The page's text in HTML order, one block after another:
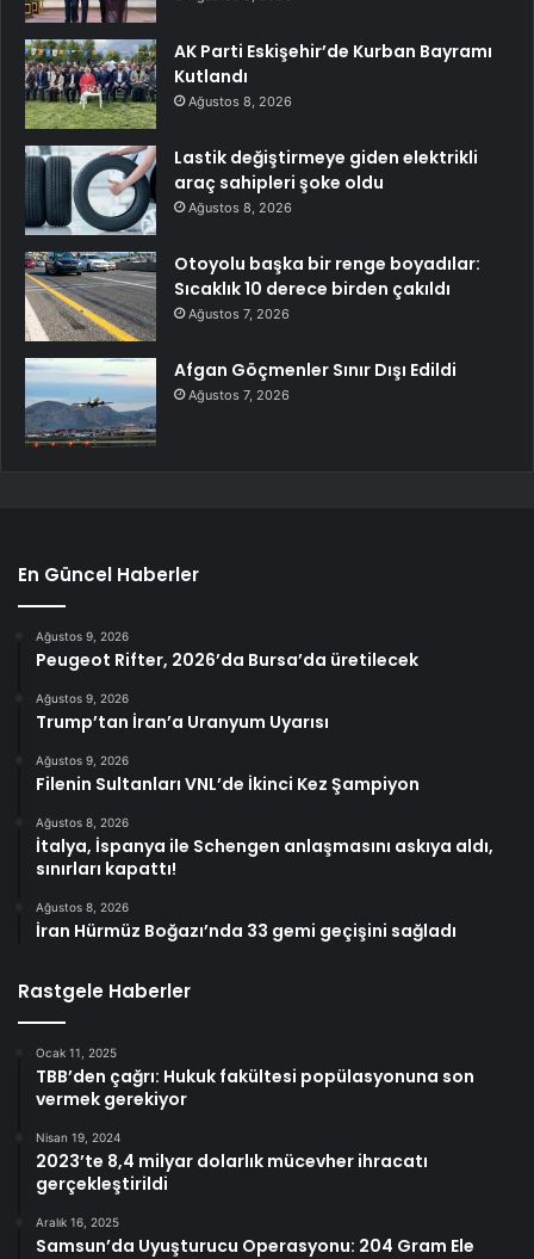
AK Parti Eskişehir’de Kurban Bayramı
Kutlandı
Ağustos 8, 2026
Lastik değiştirmeye giden elektrikli
araç sahipleri şoke oldu
Ağustos 8, 2026
Otoyolu başka bir renge boyadılar:
Sıcaklık 10 derece birden çakıldı
Ağustos 7, 2026
Afgan Göçmenler Sınır Dışı Edildi
Ağustos 7, 2026
En Güncel Haberler
Ağustos 9, 2026
Peugeot Rifter, 2026’da Bursa’da üretilecek
Ağustos 9, 2026
Trump’tan İran’a Uranyum Uyarısı
Ağustos 9, 2026
Filenin Sultanları VNL’de İkinci Kez Şampiyon
Ağustos 8, 2026
İtalya, İspanya ile Schengen anlaşmasını askıya aldı,
sınırları kapattı!
Ağustos 8, 2026
İran Hürmüz Boğazı’nda 33 gemi geçişini sağladı
Rastgele Haberler
Ocak 11, 2025
TBB’den çağrı: Hukuk fakültesi popülasyonuna son
vermek gerekiyor
Nisan 19, 2024
2023’te 8,4 milyar dolarlık mücevher ihracatı
gerçekleştirildi
Aralık 16, 2025
Samsun’da Uyuşturucu Operasyonu: 204 Gram Ele